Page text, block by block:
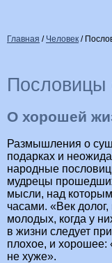
Главная / Человек /
Пословицы
О хорошей
Размышления о
подарках и
народные
мудрецы
мысли, над
часами. «Век
молодых, когда у
в жизни следует
плохое, и
не хуже».